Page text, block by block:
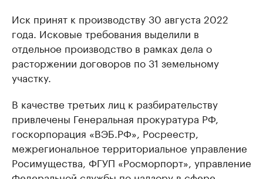
Иск принят к производству 30 августа 2022
года. Исковые требования выделили в
отдельное производство в рамках дела о
расторжении договоров по 31 земельному
участку.
В качестве третьих лиц к разбирательству
привлечены Генеральная прокуратура РФ,
госкорпорация «ВЭБ.РФ», Росреестр,
межрегиональное территориальное управление
Росимущества, ФГУП «Росморпорт», управление